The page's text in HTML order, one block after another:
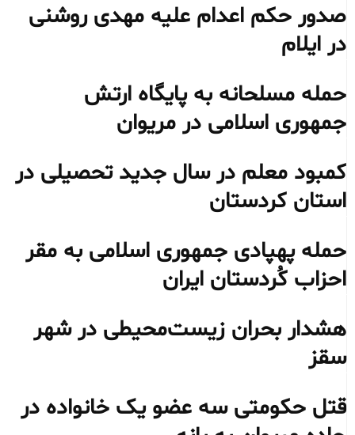
صدور حکم اعدام علیه مهدی روشنی
در ایلام
حمله مسلحانه به پایگاه ارتش
جمهوری اسلامی در مریوان
کمبود معلم در سال جدید تحصیلی در
استان کردستان
حمله پهپادی جمهوری اسلامی به مقر
احزاب کُردستان ایران
هشدار بحران زیست‌محیطی در شهر
سقز
قتل حکومتی سه عضو یک خانواده در